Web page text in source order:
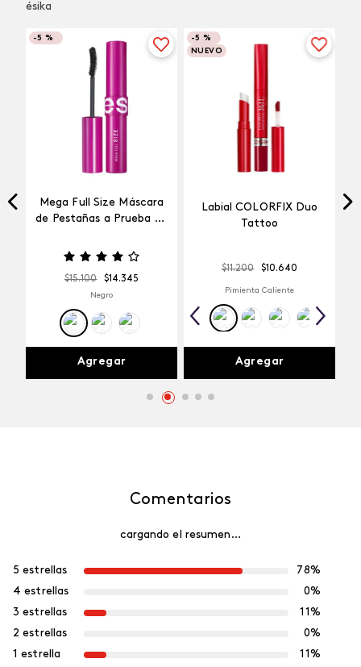
ésika
-5 %
Mega Full Size Máscara
de Pestañas a Prueba de
$15.100 $14.345
Negro
Agregar
-5 %
NUEVO
Labial COLORFIX Duo
Tattoo
$11.200 $10.640
Pimienta Caliente
Agregar
Comentarios
cargando el resumen…
5 estrellas
78%
4 estrellas
0%
3 estrellas
11%
2 estrellas
0%
1 estrella
11%